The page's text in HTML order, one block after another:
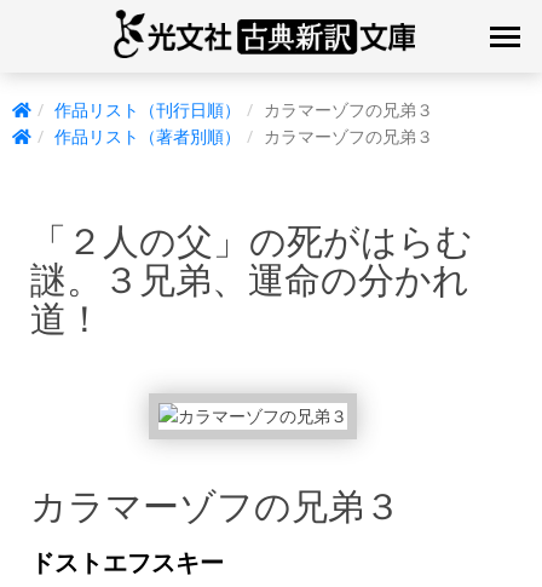
作品リスト（刊行日順）
カラマーゾフの兄弟３
作品リスト（著者別順）
カラマーゾフの兄弟３
「２人の父」の死がはらむ
謎。３兄弟、運命の分かれ
道！
カラマーゾフの兄弟３
ドストエフスキー